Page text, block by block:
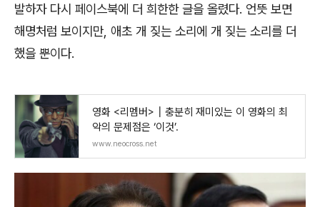
발하자 다시 페이스북에 더 희한한 글을 올렸다. 언뜻 보면
해명처럼 보이지만, 애초 개 짖는 소리에 개 짖는 소리를 더
했을 뿐이다.
영화 <리멤버>┃충분히 재미있는 이 영화의 최
악의 문제점은 ‘이것’.
www.neocross.net